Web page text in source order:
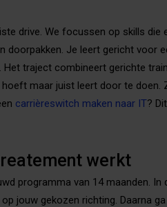
drive. We focussen op skills die
doorpakken. Je leert gericht voor
traject combineert gerichte
maar juist leert door te doen.
carrièreswitch maken naar IT?
werkt
programma van 14 maanden. In
jouw gekozen richting. Daarna